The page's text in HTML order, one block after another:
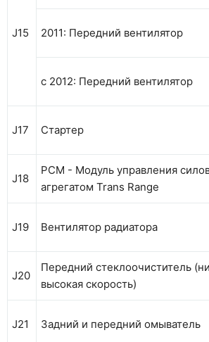
J15 2011: Передний вентилятор
с 2012: Передний вентилятор
J17 Стартер
J18
PCM - Модуль управления
агрегатом Trans Range
J19 Вентилятор радиатора
J20
Передний стеклоочиститель
высокая скорость)
J21 Задний и передний омыватель